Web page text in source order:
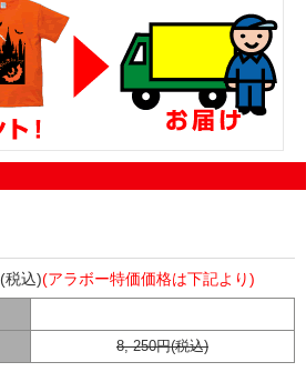
税込)(アラボー特価価格は下記より)
8, 250円(税込)